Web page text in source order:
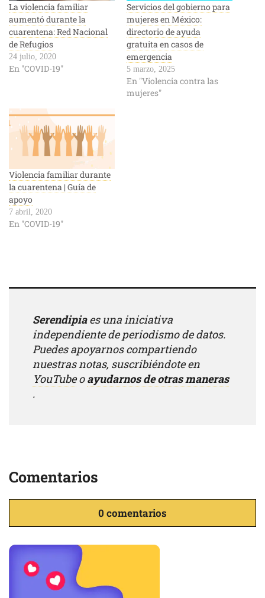
La violencia familiar
aumentó durante la
cuarentena: Red Nacional
de Refugios
24 julio, 2020
En "COVID-19"
Servicios del gobierno para
mujeres en México:
directorio de ayuda
gratuita en casos de
emergencia
5 marzo, 2025
En "Violencia contra las
mujeres"
Violencia familiar durante
la cuarentena | Guía de
apoyo
7 abril, 2020
En "COVID-19"
Serendipiaes una iniciativa
independiente de periodismo de datos.
Puedes apoyarnos compartiendo
nuestras notas, suscribiéndote en
YouTubeoayudarnos de otras maneras
.
Comentarios
0 comentarios